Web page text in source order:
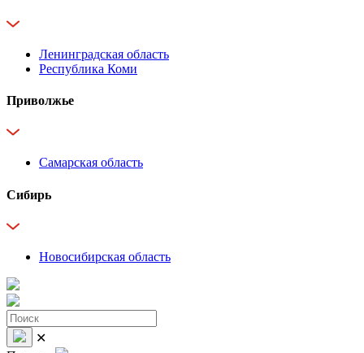
Ленинградская область
Республика Коми
Приволжье
Самарская область
Сибирь
Новосибирская область
✕